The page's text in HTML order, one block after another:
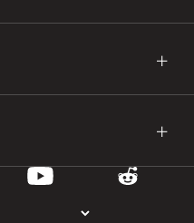
＋
＋